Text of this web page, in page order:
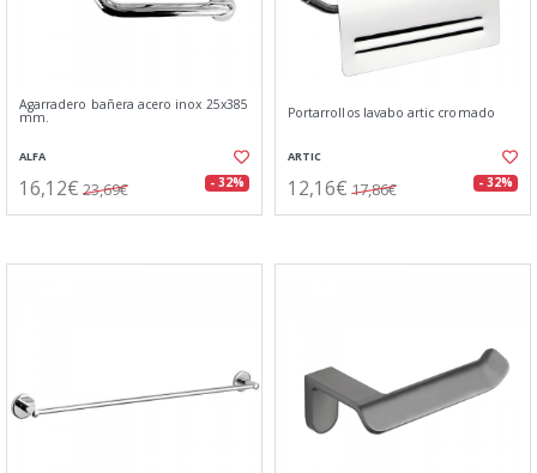
Agarradero bañera acero inox 25x385
mm.
ALFA
16,12€ 23,69€ - 32%
Portarrollos lavabo artic cromado
ARTIC
12,16€ 17,86€ - 32%